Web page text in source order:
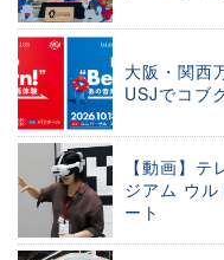
大阪・関西
USJでコブ
【動画】
ジアム ウ
ート